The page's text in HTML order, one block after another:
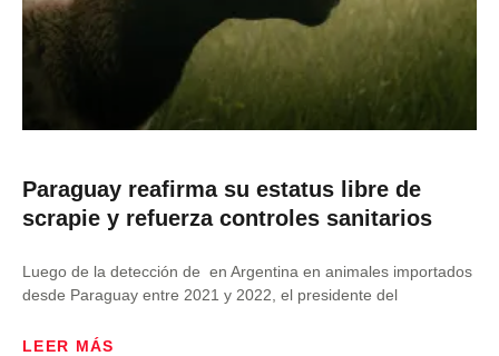
Paraguay reafirma su estatus libre de
scrapie y refuerza controles sanitarios
Luego de la detección de en Argentina en animales importados
desde Paraguay entre 2021 y 2022, el presidente del
LEER MÁS